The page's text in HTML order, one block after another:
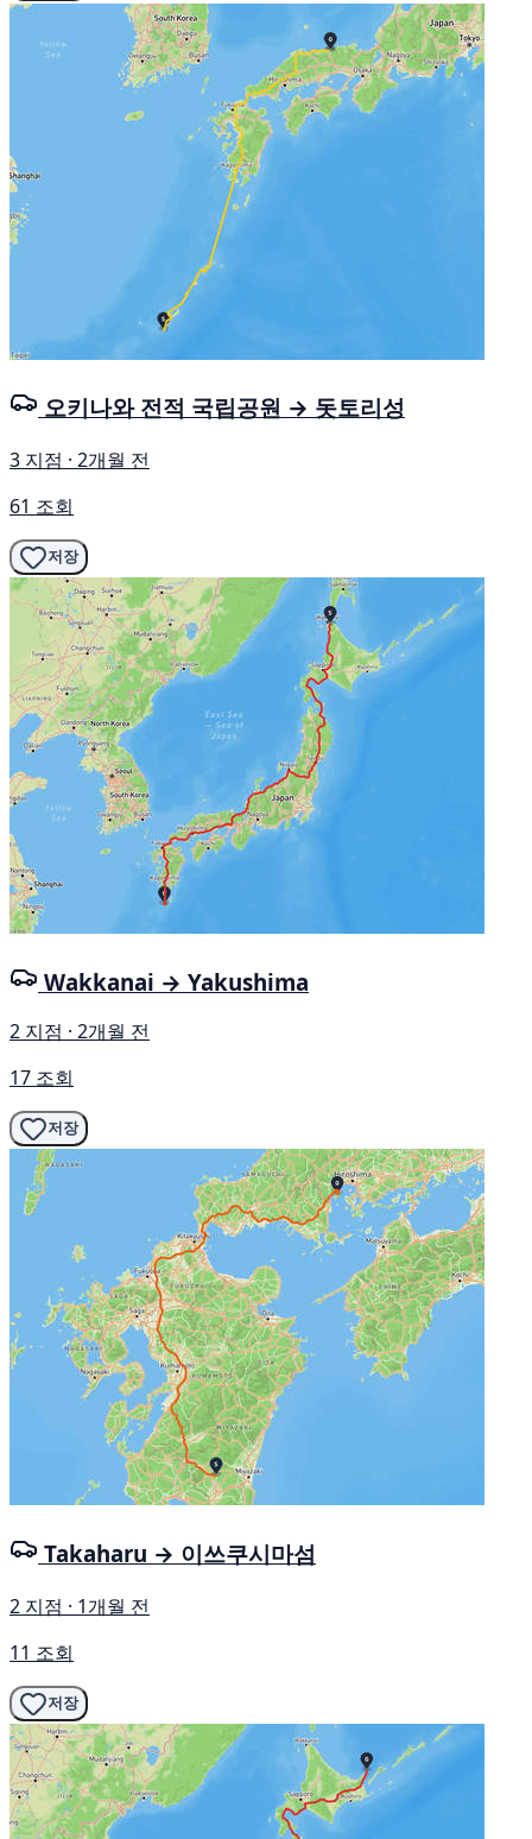
오키나와 전적 국립공원 → 돗토리성
3 지점 · 2개월 전
61 조회
저장
Wakkanai → Yakushima
2 지점 · 2개월 전
17 조회
저장
Takaharu → 이쓰쿠시마섬
2 지점 · 1개월 전
11 조회
저장